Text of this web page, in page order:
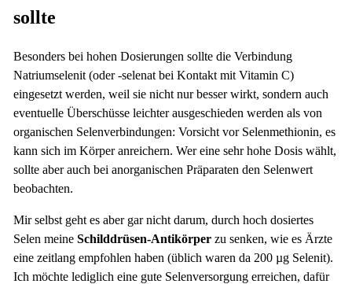
sollte
Besonders bei hohen Dosierungen sollte die Verbindung
Natriumselenit (oder -selenat bei Kontakt mit Vitamin C)
eingesetzt werden, weil sie nicht nur besser wirkt, sondern auch
eventuelle Überschüsse leichter ausgeschieden werden als von
organischen Selenverbindungen: Vorsicht vor Selenmethionin, es
kann sich im Körper anreichern. Wer eine sehr hohe Dosis wählt,
sollte aber auch bei anorganischen Präparaten den Selenwert
beobachten.
Mir selbst geht es aber gar nicht darum, durch hoch dosiertes
Selen meine Schilddrüsen-Antikörperzu senken, wie es Ärzte
eine zeitlang empfohlen haben (üblich waren da 200 µg Selenit).
Ich möchte lediglich eine gute Selenversorgung erreichen, dafür